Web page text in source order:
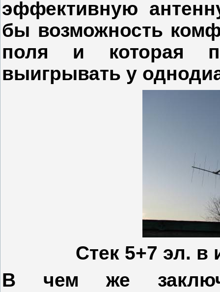
эффективную
бы возможность
поля и которая
выигрывать у
Стек 5+7 эл. в
В чем же